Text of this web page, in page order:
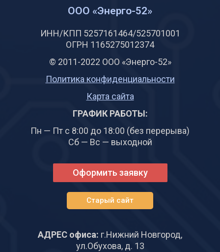
ООО «Энерго-52»
ИНН/КПП 5257161464/525701001
ОГРН 1165275012374
© 2011-2022 ООО «Энерго-52»
Политика конфиденциальности
Карта сайта
ГРАФИК РАБОТЫ:
Пн — Пт с 8:00 до 18:00 (без перерыва)
Сб — Вс — выходной
Оформить заявку
Старый сайт
АДРЕС офиса: г.Нижний Новгород,
ул.Обухова, д. 13